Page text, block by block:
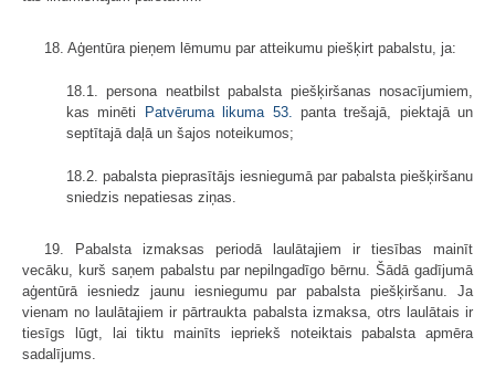
18. Aģentūra pieņem lēmumu par atteikumu piešķirt pabalstu, ja:
18.1. persona neatbilst pabalsta piešķiršanas nosacījumiem,
kas minēti
Patvēruma likuma 53.
panta trešajā, piektajā un
septītajā daļā un šajos noteikumos;
18.2. pabalsta pieprasītājs iesniegumā par pabalsta piešķiršanu
sniedzis nepatiesas ziņas.
19. Pabalsta izmaksas periodā laulātajiem ir tiesības mainīt
vecāku, kurš saņem pabalstu par nepilngadīgo bērnu. Šādā gadījumā
aģentūrā iesniedz jaunu iesniegumu par pabalsta piešķiršanu. Ja
vienam no laulātajiem ir pārtraukta pabalsta izmaksa, otrs laulātais ir
tiesīgs lūgt, lai tiktu mainīts iepriekš noteiktais pabalsta apmēra
sadalījums.